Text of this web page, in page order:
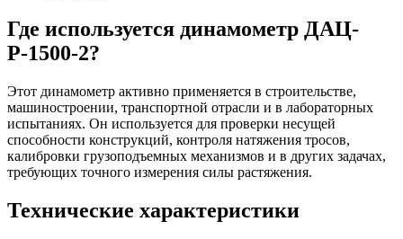
Где используется динамометр ДАЦ-
Р-1500-2?
Этот динамометр активно применяется в строительстве,
машиностроении, транспортной отрасли и в лабораторных
испытаниях. Он используется для проверки несущей
способности конструкций, контроля натяжения тросов,
калибровки грузоподъемных механизмов и в других задачах,
требующих точного измерения силы растяжения.
Технические характеристики